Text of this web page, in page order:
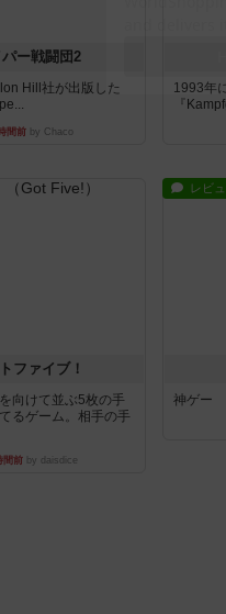
ー戦闘団2
Hill社が出版した
間前 by Chaco
1993年
『
ファイブ！
向けて並ぶ5枚の手
るゲーム。相手の手
間前by daisdice
レビ
神ゲー